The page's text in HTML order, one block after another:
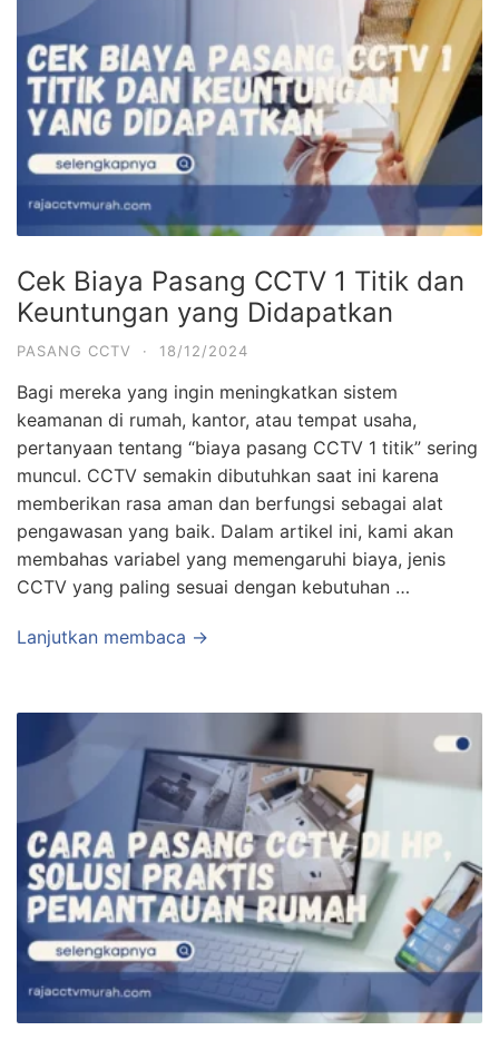
Cek Biaya Pasang CCTV 1 Titik dan
Keuntungan yang Didapatkan
PASANG CCTV · 18/12/2024
Bagi mereka yang ingin meningkatkan sistem
keamanan di rumah, kantor, atau tempat usaha,
pertanyaan tentang “biaya pasang CCTV 1 titik” sering
muncul. CCTV semakin dibutuhkan saat ini karena
memberikan rasa aman dan berfungsi sebagai alat
pengawasan yang baik. Dalam artikel ini, kami akan
membahas variabel yang memengaruhi biaya, jenis
CCTV yang paling sesuai dengan kebutuhan …
Lanjutkan membaca →